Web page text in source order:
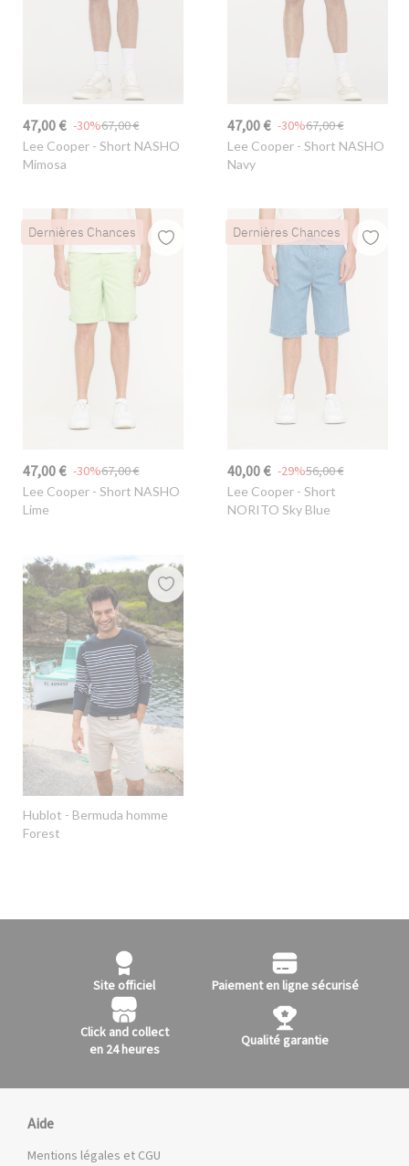
47,00 € 67,00 €
-30%
Lee Cooper- Short NASHO
Mimosa
47,00 € 67,00 €
-30%
Lee Cooper- Short NASHO
Navy
Dernières Chances
47,00 € 67,00 €
-30%
Lee Cooper- Short NASHO
Lime
Dernières Chances
40,00 € 56,00 €
-29%
Lee Cooper- Short
NORITO Sky Blue
Hublot - Bermuda homme
Forest
Site officiel Paiement en ligne sécurisé
Click and collect
en 24 heures
Qualité garantie
Aide
Mentions légales et CGU